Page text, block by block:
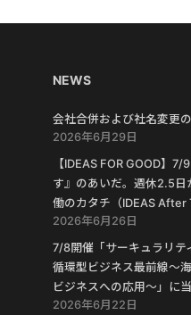
NEWS
会社合併および社名変更
2026年6月29日
【IDEAS FOR GOOD】
す』のあいだ。週休2.5日
働のカタチ（IDEAS After
2026年6月26日
7/8開催「サーキュラリテ
循環型ビジネス最前線〜
ビジネスへの応用〜」に
2026年6月22日